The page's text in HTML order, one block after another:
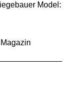
Model: